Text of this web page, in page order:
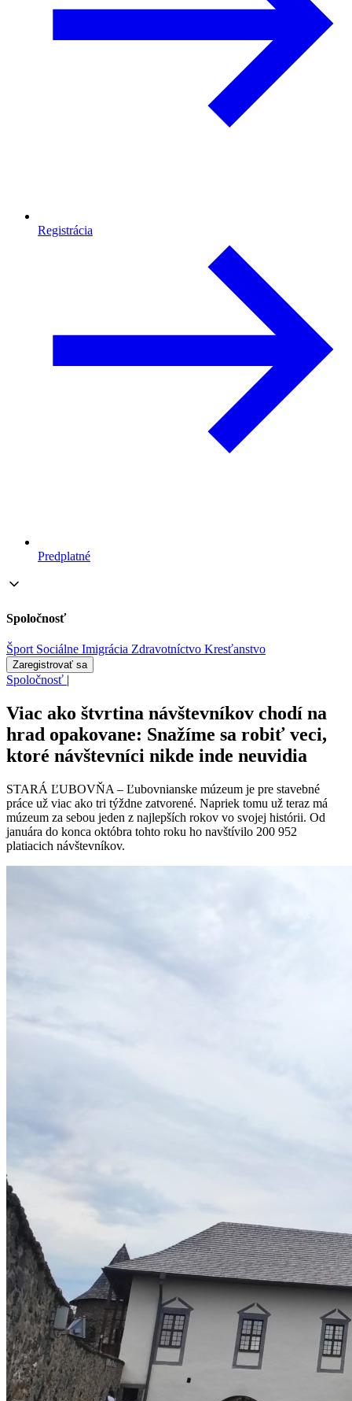
Registrácia
Predplatné
Spoločnosť
Šport Sociálne Imigrácia Zdravotníctvo Kresťanstvo
Zaregistrovať sa
Spoločnosť |
Viac ako štvrtina návštevníkov chodí na
hrad opakovane: Snažíme sa robiť veci,
ktoré návštevníci nikde inde neuvidia
STARÁ ĽUBOVŇA – Ľubovnianske múzeum je pre stavebné
práce už viac ako tri týždne zatvorené. Napriek tomu už teraz má
múzeum za sebou jeden z najlepších rokov vo svojej histórii. Od
januára do konca októbra tohto roku ho navštívilo 200 952
platiacich návštevníkov.